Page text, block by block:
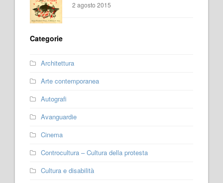
2 agosto 2015
Categorie
Architettura
Arte contemporanea
Autografi
Avanguardie
Cinema
Controcultura – Cultura della protesta
Cultura e disabilità